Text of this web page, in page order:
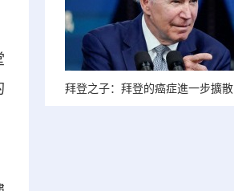
拜登之子：拜登的癌症進一步擴散